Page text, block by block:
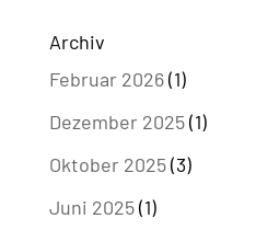
Archiv
Februar 2026(1)
Dezember 2025(1)
Oktober 2025(3)
Juni 2025(1)